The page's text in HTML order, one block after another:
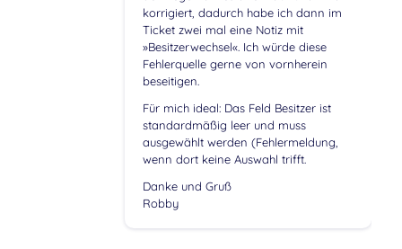
korrigiert, dadurch habe ich dann im
Ticket zwei mal eine Notiz mit
»Besitzerwechsel«. Ich würde diese
Fehlerquelle gerne von vornherein
beseitigen.
Für mich ideal: Das Feld Besitzer ist
standardmäßig leer und muss
ausgewählt werden (Fehlermeldung,
wenn dort keine Auswahl trifft.
Danke und Gruß
Robby